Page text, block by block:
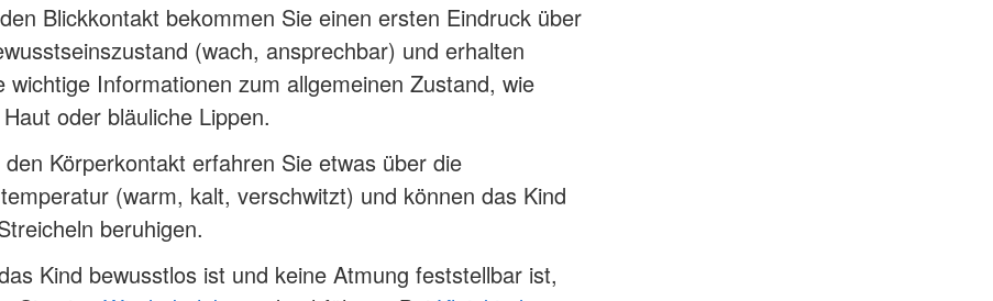
Blickkontakt bekommen Sie einen ersten Eindruck über
(wach, ansprechbar) und erhalten
wichtige Informationen zum allgemeinen Zustand, wie
oder bläuliche Lippen.
den Körperkontakt erfahren Sie etwas über die
(warm, kalt, verschwitzt) und können das Kind
beruhigen.
Kind bewusstlos ist und keine Atmung feststellbar ist,